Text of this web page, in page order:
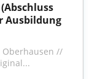
Ausbildung
//